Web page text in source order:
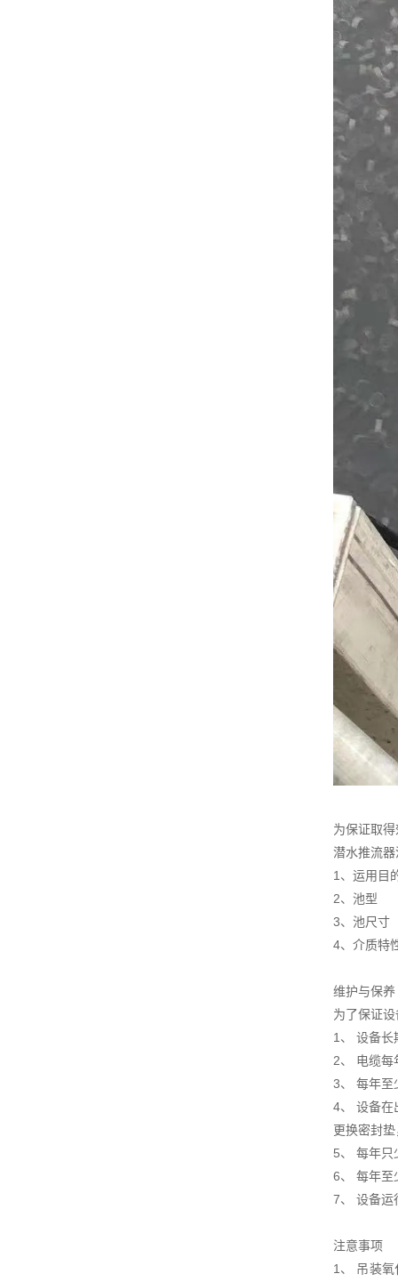
为保证取
潜水推流
1、运用目
2、池型
3、池尺寸
4、介质特
维护与保养
为了保证
1、 设备长
2、 电缆每
3、 每年至
4、 设备在
更换密封
5、 每年只
6、 每年至
7、 设备运
注意事项
1、 吊装